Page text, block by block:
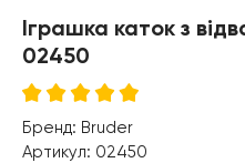
Іграшка каток з
02450
Бренд: Bruder
Артикул: 02450